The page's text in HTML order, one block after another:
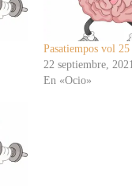
Pasatiempos vol 25
22 septiembre, 2021
En «Ocio»